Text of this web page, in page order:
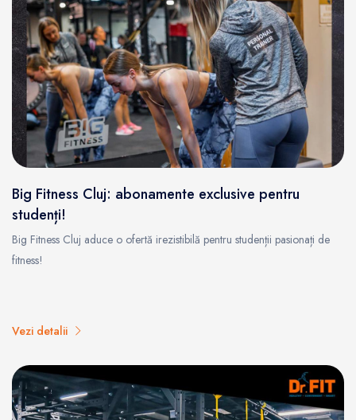
Big Fitness Cluj: abonamente exclusive pentru
studenți!
Big Fitness Cluj aduce o ofertă irezistibilă pentru studenții pasionați de
fitness!
Vezi detalii